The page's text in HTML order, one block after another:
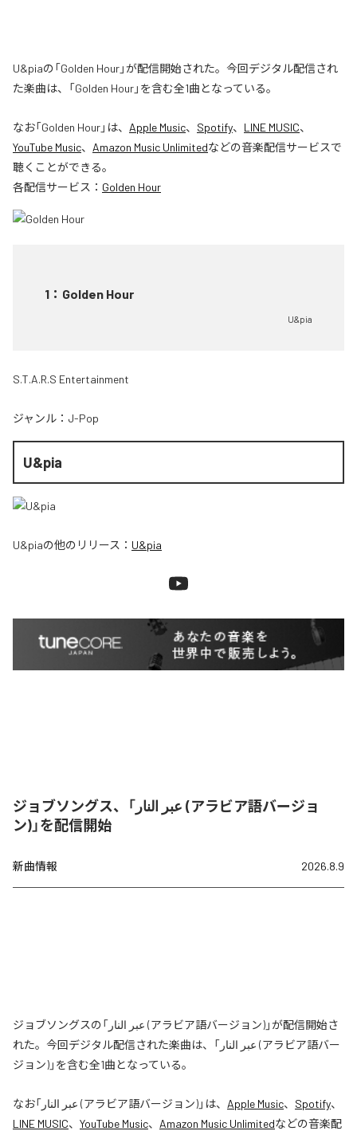
U&piaの「Golden Hour」が配信開始された。今回デジタル配信され
た楽曲は、「Golden Hour」を含む全1曲となっている。
なお「Golden Hour」は、 Apple Music、 Spotify、 LINE MUSIC、
YouTube Music、 Amazon Music Unlimitedなどの音楽配信サービスで
聴くことができる。
各配信サービス： Golden Hour
1 ： Golden Hour
U&pia
S.T.A.R.S Entertainment
ジャンル： J-Pop
U&pia
U&piaの他のリリース： U&pia
ジョブソングス、「عبر النار (アラビア語バージョ
ン)」を配信開始
新曲情報 2026.8.9
ジョブソングスの「عبر النار (アラビア語バージョン)」が配信開始さ
れた。今回デジタル配信された楽曲は、「عبر النار (アラビア語バー
ジョン)」を含む全1曲となっている。
なお「 عبر النار (アラビア語バージョン)」は、 Apple Music、 Spotify、
LINE MUSIC、 YouTube Music、 Amazon Music Unlimitedなどの音楽配